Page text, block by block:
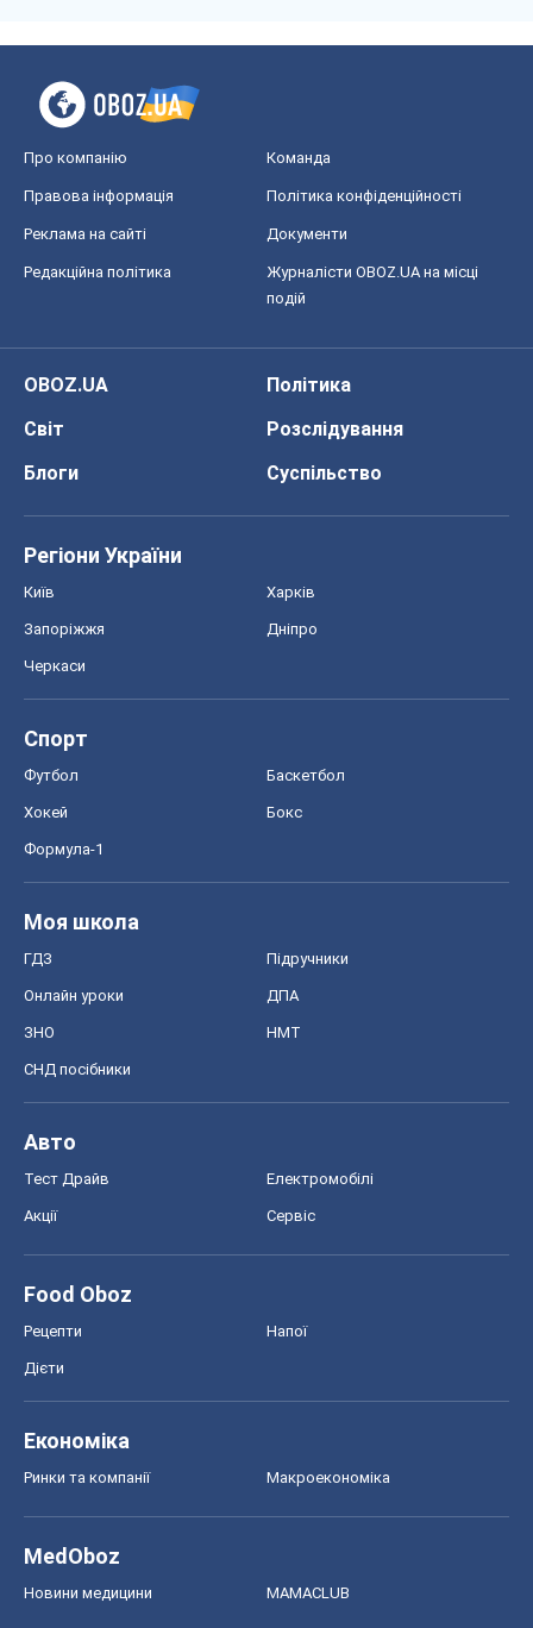
Про компанію Команда
Правова інформація Політика конфіденційності
Реклама на сайті Документи
Редакційна політика
Журналісти OBOZ.UA на місці
подій
OBOZ.UA
Політика
Світ
Розслідування
Блоги
Суспільство
Регіони України
Київ Харків
Запоріжжя Дніпро
Черкаси
Спорт
Футбол Баскетбол
Хокей Бокс
Формула-1
Моя школа
ГДЗ Підручники
Онлайн уроки ДПА
ЗНО НМТ
СНД посібники
Авто
Тест Драйв Електромобілі
Акції Сервіс
Food Oboz
Рецепти Напої
Дієти
Економіка
Ринки та компанії Макроекономіка
MedOboz
Новини медицини MAMACLUB